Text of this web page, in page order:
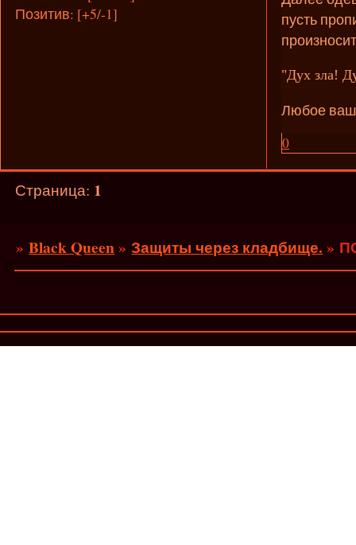
Позитив: [+5/-1]
пусть
"Дух зла!
Любое
0
Страница: 1
»Black Queen»Защиты через кладбище. »